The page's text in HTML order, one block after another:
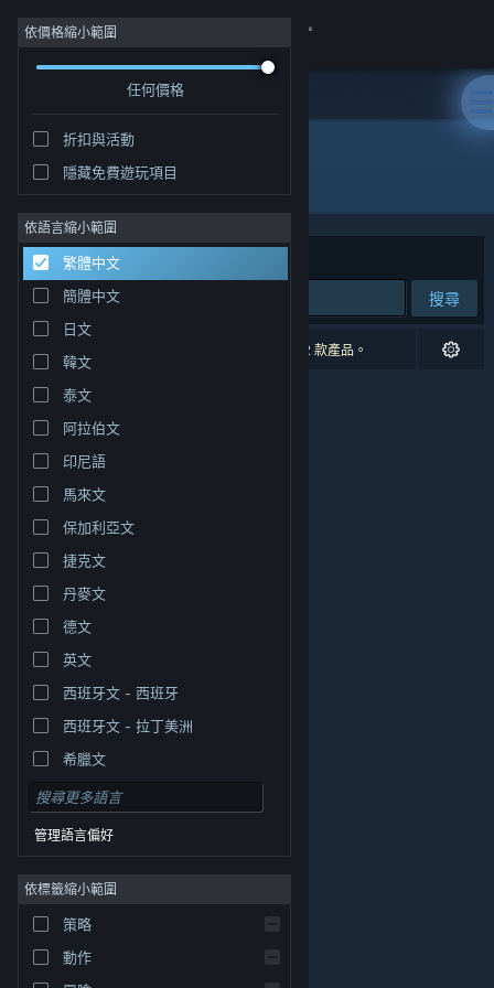
登入
社群
關於
客服
變更語言
取得 Steam 行動應用程式
檢視電腦版網頁
權人在美國與其它國家（地區）之財產。
Cookie
依價格縮小範圍
任何價格
折扣與活動
隱藏免費遊玩項目
依語言縮小範圍
繁體中文
簡體中文
日文
韓文
泰文
阿拉伯文
印尼語
馬來文
保加利亞文
捷克文
丹麥文
德文
英文
西班牙文 - 西班牙
西班牙文 - 拉丁美洲
希臘文
管理語言偏好
依標籤縮小範圍
策略
動作
開發人員: Horrendous Games
排序依據 相關性
搜尋
0 項相符的搜尋結果。 已根據您的偏好設定排除 2 款產品。